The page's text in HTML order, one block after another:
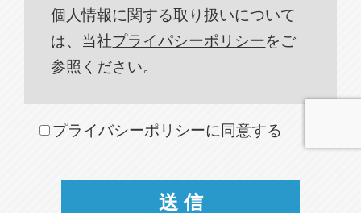
個人情報に関する取り扱いについて
は、当社プライパシーポリシーをご
参照ください。
プライバシーポリシーに同意する
LINE問合せ